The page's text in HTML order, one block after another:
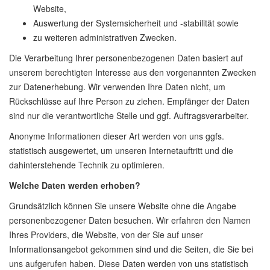
Website,
Auswertung der Systemsicherheit und -stabilität sowie
zu weiteren administrativen Zwecken.
Die Verarbeitung Ihrer personenbezogenen Daten basiert auf
unserem berechtigten Interesse aus den vorgenannten Zwecken
zur Datenerhebung. Wir verwenden Ihre Daten nicht, um
Rückschlüsse auf Ihre Person zu ziehen. Empfänger der Daten
sind nur die verantwortliche Stelle und ggf. Auftragsverarbeiter.
Anonyme Informationen dieser Art werden von uns ggfs.
statistisch ausgewertet, um unseren Internetauftritt und die
dahinterstehende Technik zu optimieren.
Welche Daten werden erhoben?
Grundsätzlich können Sie unsere Website ohne die Angabe
personenbezogener Daten besuchen. Wir erfahren den Namen
Ihres Providers, die Website, von der Sie auf unser
Informationsangebot gekommen sind und die Seiten, die Sie bei
uns aufgerufen haben. Diese Daten werden von uns statistisch